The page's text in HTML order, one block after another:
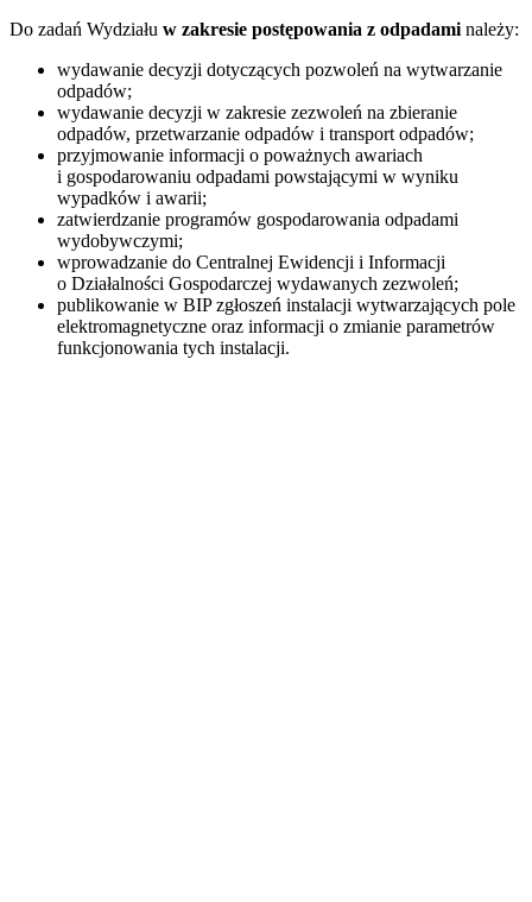
Do zadań Wydziału w zakresie postępowania z odpadami należy:
wydawanie decyzji dotyczących pozwoleń na wytwarzanie
odpadów;
wydawanie decyzji w zakresie zezwoleń na zbieranie
odpadów, przetwarzanie odpadów i transport odpadów;
przyjmowanie informacji o poważnych awariach
i gospodarowaniu odpadami powstającymi w wyniku
wypadków i awarii;
zatwierdzanie programów gospodarowania odpadami
wydobywczymi;
wprowadzanie do Centralnej Ewidencji i Informacji
o Działalności Gospodarczej wydawanych zezwoleń;
publikowanie w BIP zgłoszeń instalacji wytwarzających pole
elektromagnetyczne oraz informacji o zmianie parametrów
funkcjonowania tych instalacji.